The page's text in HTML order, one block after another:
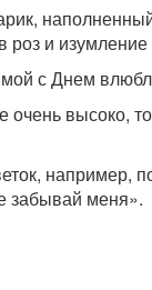
и
с Днем
высоко,
например,
забывай меня».